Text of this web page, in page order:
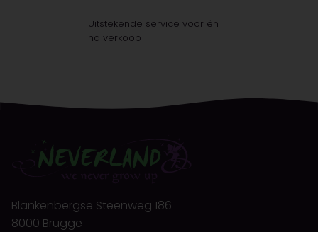
Uitstekende service voor én
na verkoop
Blankenbergse Steenweg 186
8000 Brugge